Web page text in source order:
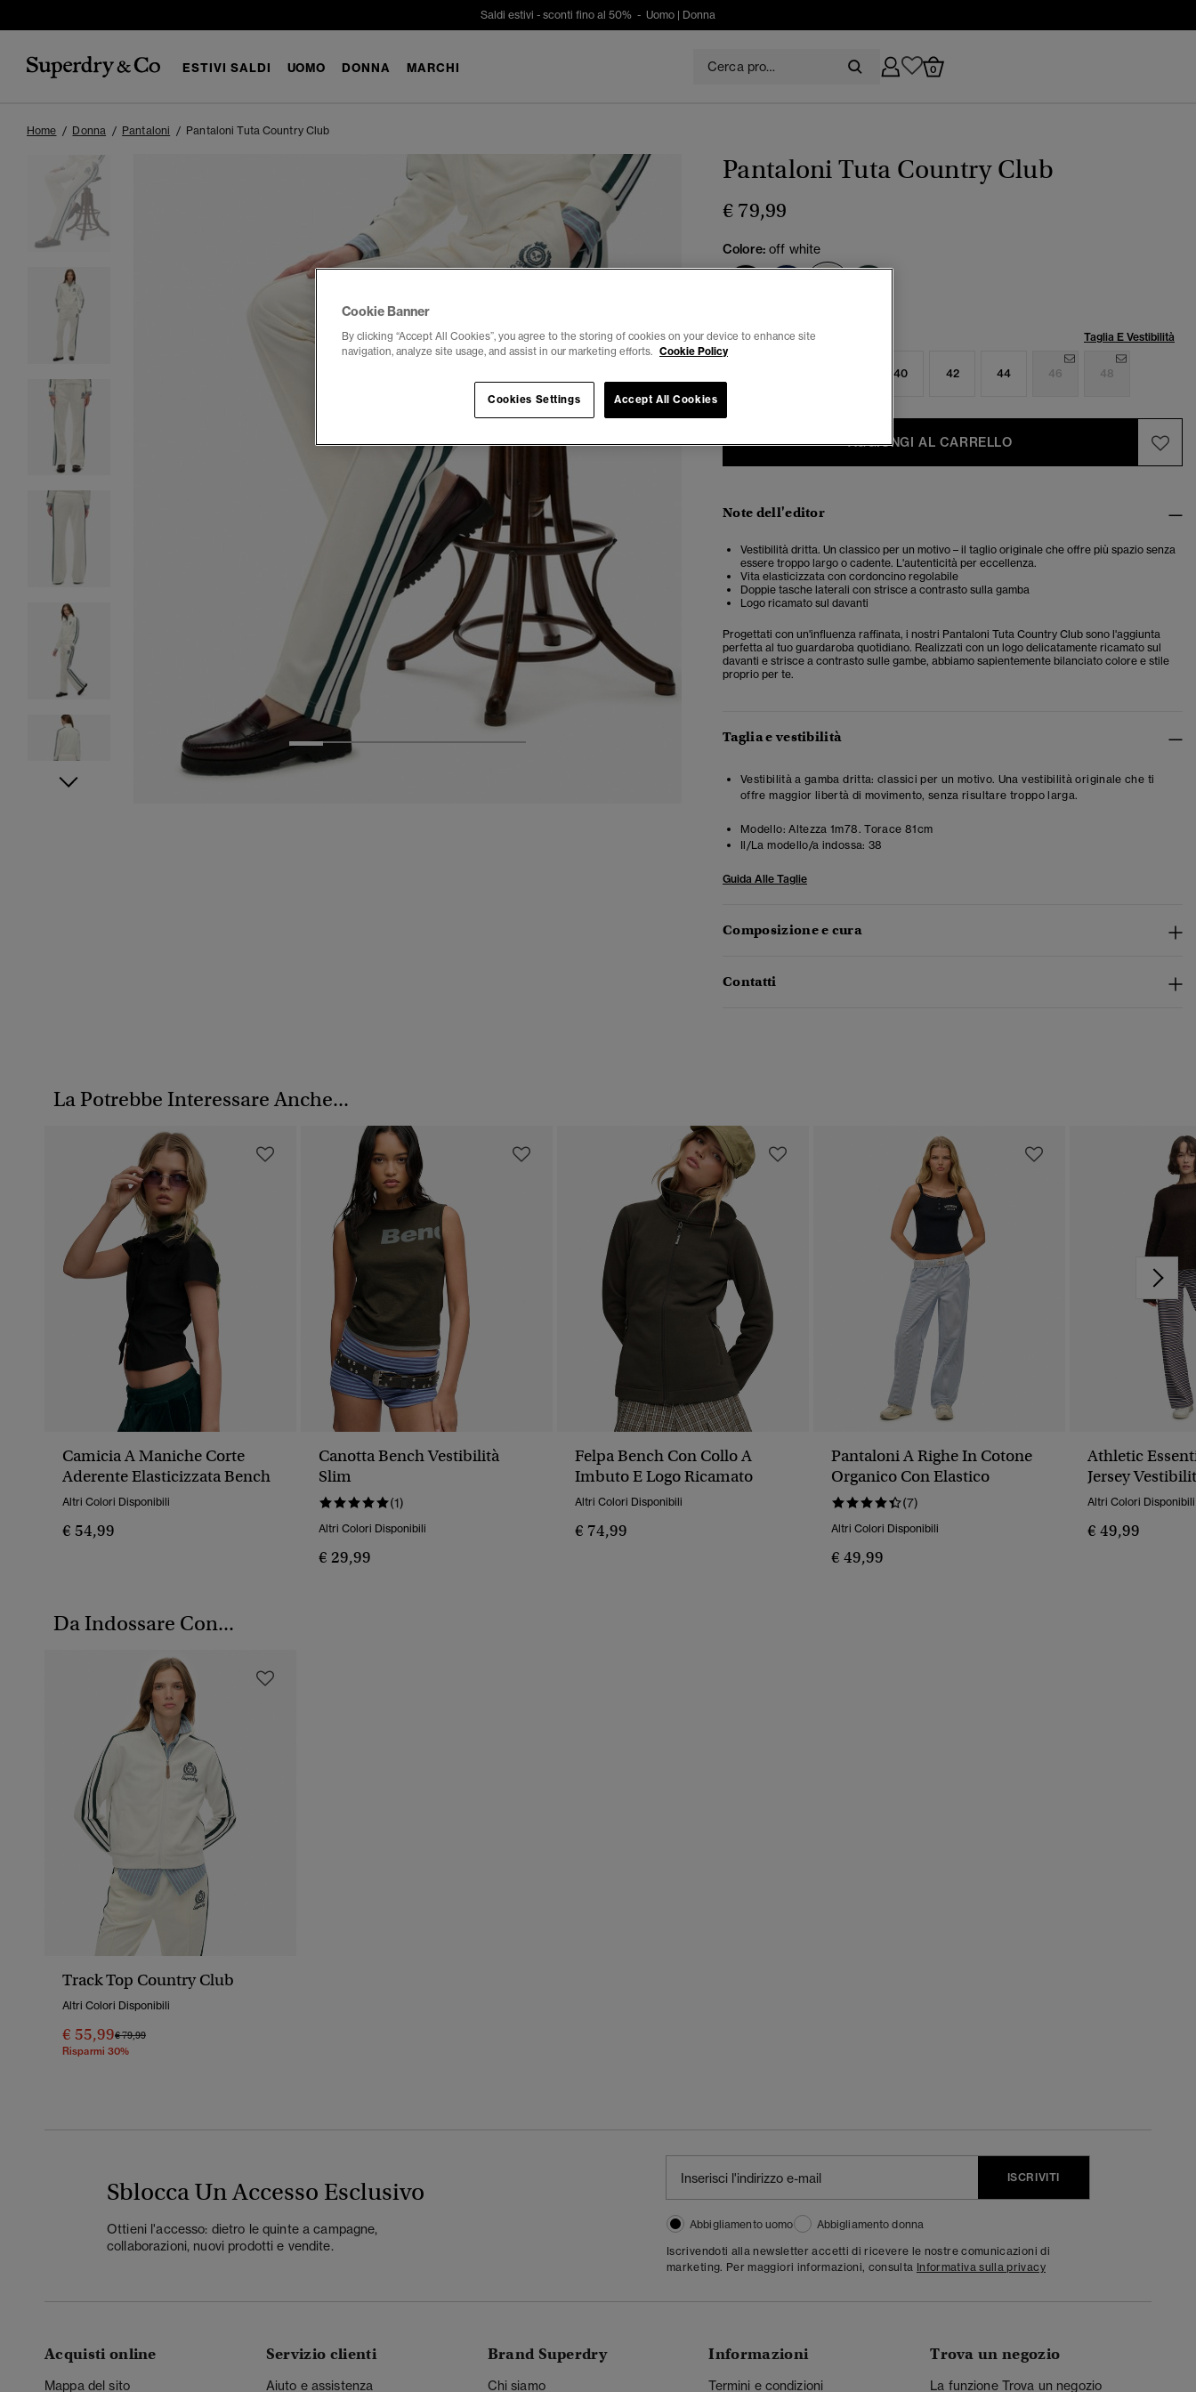
Saldi estivi - sconti fino al 50% - Uomo | Donna
ESTIVI SALDI UOMO DONNA MARCHI 0
Home Donna Pantaloni Pantaloni Tuta Country Club
2
Pantaloni Tuta Country Club
€ 79,99
Colore:off white
selezionato
Seleziona Taglia: Taglia E Vestibilità
40 42 44 46 48
AGGIUNGI AL CARRELLO
Note dell'editor
Vestibilità dritta. Un classico per un motivo – il taglio originale che offre più spazio senza
essere troppo largo o cadente. L'autenticità per eccellenza.
Vita elasticizzata con cordoncino regolabile
Doppie tasche laterali con strisce a contrasto sulla gamba
Logo ricamato sul davanti
Progettati con un'influenza raffinata, i nostri Pantaloni Tuta Country Club sono l'aggiunta
perfetta al tuo guardaroba quotidiano. Realizzati con un logo delicatamente ricamato sul
davanti e strisce a contrasto sulle gambe, abbiamo sapientemente bilanciato colore e stile
proprio per te.
Taglia e vestibilità
Vestibilità a gamba dritta: classici per un motivo. Una vestibilità originale che ti
offre maggior libertà di movimento, senza risultare troppo larga.
Modello: Altezza 1m78. Torace 81cm
Il/La modello/a indossa: 38
Guida Alle Taglie
Composizione e cura
Contatti
La Potrebbe Interessare Anche...
Camicia A Maniche Corte
Aderente Elasticizzata Bench
Altri Colori Disponibili
€ 54,99
Canotta Bench Vestibilità
Slim
(1)
Altri Colori Disponibili
€ 29,99
Felpa Bench Con Collo A
Imbuto E Logo Ricamato
Altri Colori Disponibili
€ 74,99
Pantaloni A Righe In Cotone
Organico Con Elastico
(7)
Altri Colori Disponibili
€ 49,99
Athletic
Jersey
Altri Colori Disponibili
€ 49,99
Da Indossare Con...
Track Top Country Club
Altri Colori Disponibili
€ 55,99Prezzo Ridotto Da
€ 79,99A
Risparmi 30%
Sblocca Un Accesso Esclusivo
Ottieni l'accesso: dietro le quinte a campagne,
collaborazioni, nuovi prodotti e vendite.
ISCRIVITI
Abbigliamento uomo
Abbigliamento donna
Iscrivendoti alla newsletter accetti di ricevere le nostre comunicazioni di
marketing. Per maggiori informazioni, consulta Informativa sulla privacy
Acquisti online
Mappa del sito
Servizio clienti
Aiuto e assistenza
Brand Superdry
Chi siamo
Informazioni
Termini e condizioni
Trova un negozio
La funzione Trova un negozio
Cookie Banner
By clicking “Accept All Cookies”, you agree to the storing of cookies on your device to enhance site
navigation, analyze site usage, and assist in our marketing efforts. Cookie Policy
Cookies Settings Accept All Cookies